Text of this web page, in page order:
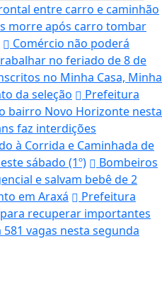
entre carro e caminhão
morre após carro tombar
Comércio não poderá
no feriado de 8 de
no Minha Casa, Minha
da seleção
Prefeitura
bairro Novo Horizonte nesta
faz interdições
à Corrida e Caminhada de
sábado (1º)
Bombeiros
e salvam bebê de 2
em Araxá
Prefeitura
recuperar importantes
581 vagas nesta segunda